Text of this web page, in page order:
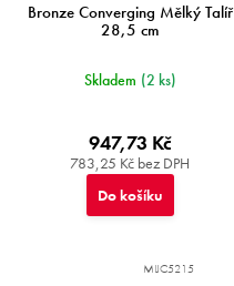
Bronze Converging Mělký Talíř
28,5 cm
Skladem (2 ks)
783,25 Kč bez DPH
947,73 Kč
Do košíku
MIJC5215